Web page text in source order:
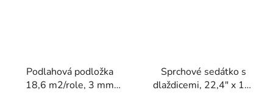
Podlahová podložka
18,6 m2/role, 3 mm
Sprchové sedátko s
dlaždicemi, 22,4" x 16"